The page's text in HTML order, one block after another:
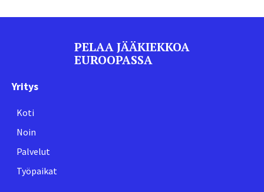
PELAA JÄÄKIEKKOA
EUROOPASSA
Yritys
Koti
Noin
Palvelut
Työpaikat